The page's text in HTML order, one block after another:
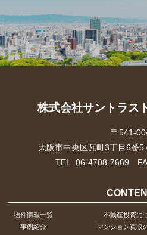
株式会社サントラス
〒541-
大阪市中央区瓦町3丁目6番
TEL. 06-4708-7669
物件情報一覧
事例紹介
不動産投資に
マンション買取